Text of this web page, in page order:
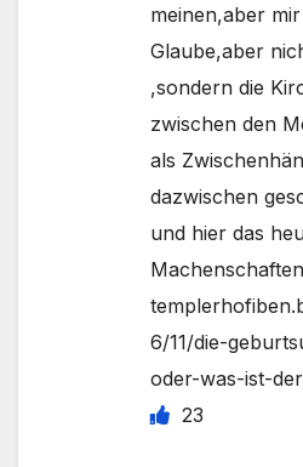
meinen,aber
Glaube,aber
,sondern die
zwischen den
als
dazwischen
und hier das
6/11/die-
oder-was-ist-
23